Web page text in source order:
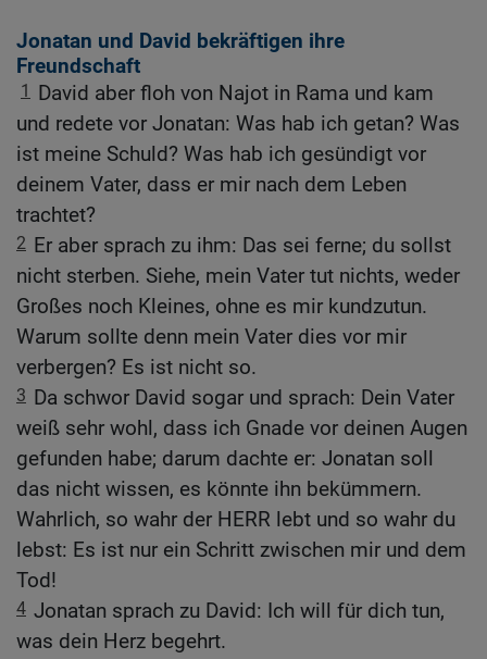
Jonatan und David bekräftigen ihre
Freundschaft
1
David aber floh von Najot in Rama und kam
und redete vor Jonatan: Was hab ich getan? Was
ist meine Schuld? Was hab ich gesündigt vor
deinem Vater, dass er mir nach dem Leben
trachtet?
2 Er aber sprach zu ihm: Das sei ferne; du sollst
nicht sterben. Siehe, mein Vater tut nichts, weder
Großes noch Kleines, ohne es mir kundzutun.
Warum sollte denn mein Vater dies vor mir
verbergen? Es ist nicht so.
3 Da schwor David sogar und sprach: Dein Vater
weiß sehr wohl, dass ich Gnade vor deinen Augen
gefunden habe; darum dachte er: Jonatan soll
das nicht wissen, es könnte ihn bekümmern.
Wahrlich, so wahr der HERR lebt und so wahr du
lebst: Es ist nur ein Schritt zwischen mir und dem
Tod!
4 Jonatan sprach zu David: Ich will für dich tun,
was dein Herz begehrt.